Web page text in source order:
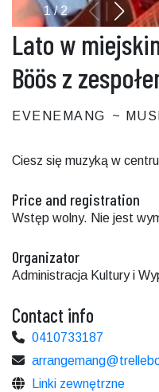
1/2
Lato w
Böös z
EVENEMANG
Ciesz się muzyką w
Price and registration
Wstęp wolny. Nie jest
Organizator
Administracja Kultury i
Contact info
0410733187
Linki zewnętrzne